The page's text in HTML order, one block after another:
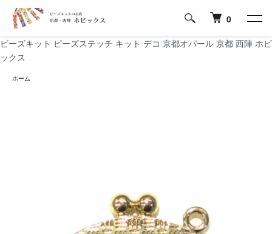
ビーズキット ビーズステッチ キット デコ 京都オパール 京都 西陣 ホビ
ックス
0
ホーム